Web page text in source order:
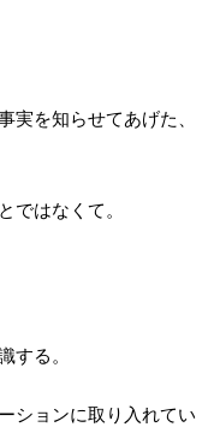
実を知らせてあげた、
ではなくて。
する。
ションに取り入れてい